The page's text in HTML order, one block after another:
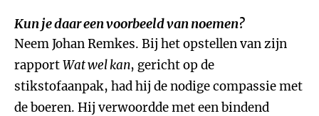
Kun je daar een voorbeeld van noemen?
Neem Johan Remkes. Bij het opstellen van zijn
rapportWat wel kan, gericht op de
stikstofaanpak, had hij de nodige compassie met
de boeren. Hij verwoordde met een bindend